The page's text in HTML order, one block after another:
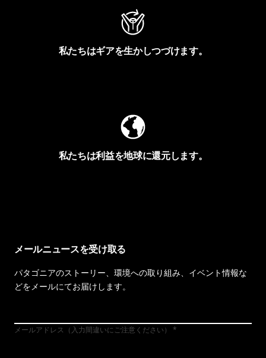
私たちはギアを生かしつづけます。
私たちは利益を地球に還元します。
メールニュースを受け取る
パタゴニアのストーリー、環境への取り組み、イベント情報な
どをメールにてお届けします。
メールアドレス（入力間違いにご注意ください）